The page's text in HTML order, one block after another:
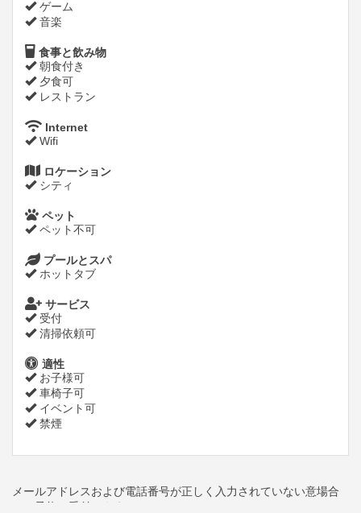
ゲーム
音楽
食事と飲み物
朝食付き
夕食可
レストラン
Internet
Wifi
ロケーション
シティ
ペット
ペット不可
プールとスパ
ホットタブ
サービス
受付
清掃依頼可
適性
お子様可
車椅子可
イベント可
禁煙
メールアドレスおよび電話番号が正しく入力されていない意場合